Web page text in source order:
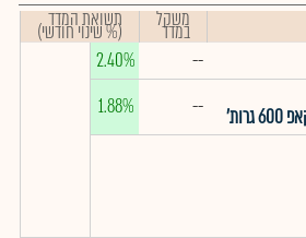
משקל
במדד תשואת המדד
(% שינוי חודשי)
--
2.40%
--
1.88%